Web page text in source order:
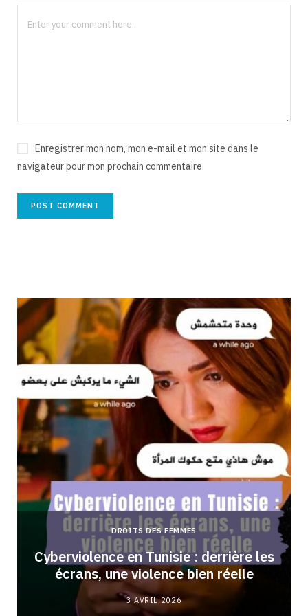
Enregistrer mon nom, mon e-mail et mon site dans le
navigateur pour mon prochain commentaire.
DROITS DES FEMMES
Cyberviolence en Tunisie : derrière les
écrans, une violence bien réelle
3 AVRIL 2026